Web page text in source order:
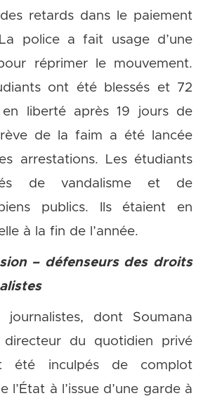
retards dans le paiement
police a fait usage d’une
réprimer le mouvement.
ont été blessés et 72
liberté après 19 jours de
de la faim a été lancée
arrestations. Les étudiants
de vandalisme et de
publics. Ils étaient en
à la fin de l’année.
– défenseurs des droits
journalistes, dont Soumana
directeur du quotidien privé
été inculpés de complot
l’État à l’issue d’une garde à